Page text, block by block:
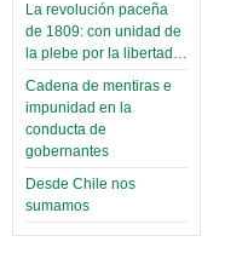
La revolución paceña
de 1809: con unidad de
la plebe por la libertad…
Cadena de mentiras e
impunidad en la
conducta de
gobernantes
Desde Chile nos
sumamos